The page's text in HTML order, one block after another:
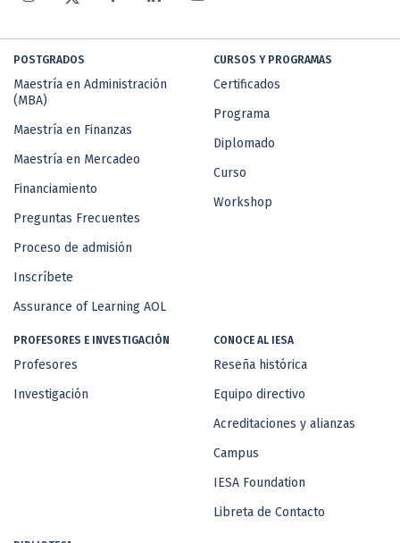
POSTGRADOS
Maestría en Administración
(MBA)
Maestría en Finanzas
Maestría en Mercadeo
Financiamiento
Preguntas Frecuentes
Proceso de admisión
Inscríbete
Assurance of Learning AOL
CURSOS Y PROGRAMAS
Certificados
Programa
Diplomado
Curso
Workshop
PROFESORES E INVESTIGACIÓN
Profesores
Investigación
CONOCE AL IESA
Reseña histórica
Equipo directivo
Acreditaciones y alianzas
Campus
IESA Foundation
Libreta de Contacto